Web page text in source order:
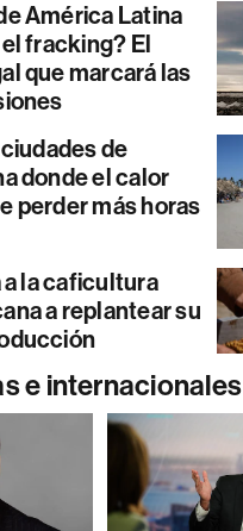
América Latina
fracking? El
que marcará las
de
donde el calor
perder más horas
a la caficultura
a replantear su
e internacionales